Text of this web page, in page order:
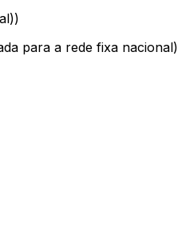
)
para a rede fixa nacional)